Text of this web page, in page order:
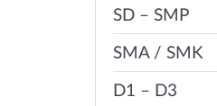
SD – SMP
SMA / SMK
D1 – D3